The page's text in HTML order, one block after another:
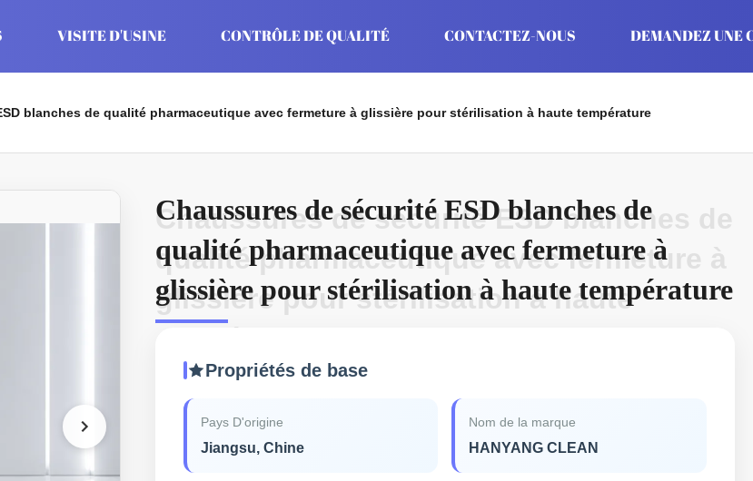
VISITE D'USINE CONTRÔLE DE QUALITÉ CONTACTEZ-NOUS DEMANDEZ UNE
blanches de qualité pharmaceutique avec fermeture à glissière pour stérilisation à haute température
Chaussures de sécurité ESD blanches de
qualité pharmaceutique avec fermeture à
glissière pour stérilisation à haute température
Chaussures de sécurité ESD blanches de
qualité pharmaceutique avec fermeture à
glissière pour stérilisation à haute
température
Propriétés de base
Pays D'origine
Jiangsu, Chine
Nom de la marque
HANYANG CLEAN